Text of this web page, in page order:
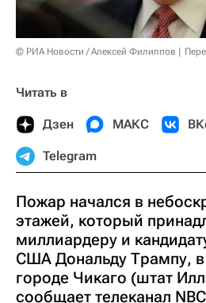
© РИА Новости / Алексей Филиппов
Читать в
Дзен МАКС
Telegram
Пожар начался в
этажей, который
миллиардеру и
США Дональду Трампу,
городе Чикаго (штат
сообщает телеканал